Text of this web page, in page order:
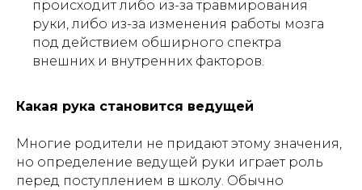
происходит либо из-за травмирования
руки, либо из-за изменения работы мозга
под действием обширного спектра
внешних и внутренних факторов.
Какая рука становится ведущей
Многие родители не придают этому значения,
но определение ведущей руки играет роль
перед поступлением в школу. Обычно